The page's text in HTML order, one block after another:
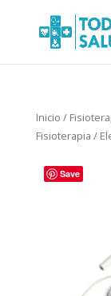
Inicio /
Fisioterapia /
Save